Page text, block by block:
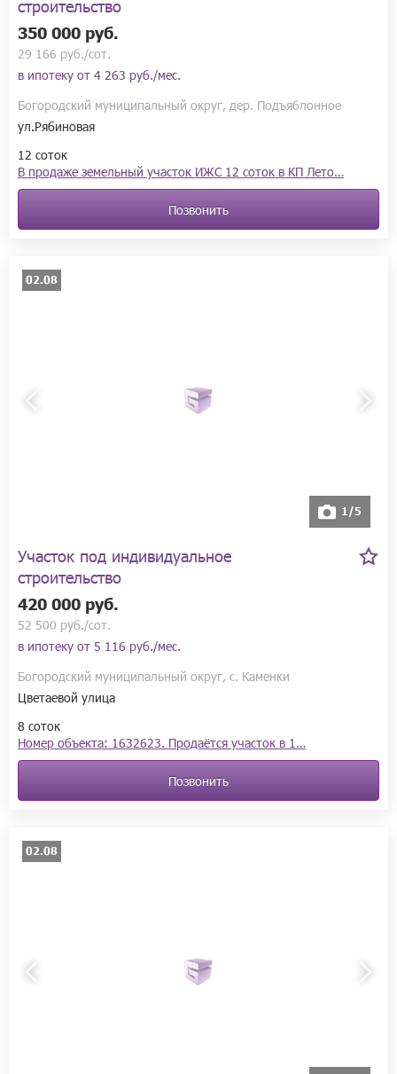
строительство
350 000 руб.
29 166 руб./сот.
в ипотеку от 4 263 руб./мес.
Богородский муниципальный округ, дер. Подъяблонное
ул.Рябиновая
12 соток
В продаже земельный участок ИЖС 12 соток в КП Лето…
Позвонить
02.08
1/5
Участок под индивидуальное
строительство
420 000 руб.
52 500 руб./сот.
в ипотеку от 5 116 руб./мес.
Богородский муниципальный округ, с. Каменки
Цветаевой улица
8 соток
Номер объекта: 1632623. Продаётся участок в 1…
Позвонить
02.08